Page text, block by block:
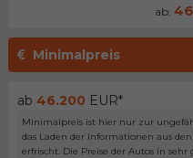
ab:
Minimalpreis
ab 46.200 EUR*
Minimalpreis ist hier nur zur
das Laden der Informationen aus
erfrischt. Die Preise der Autos in